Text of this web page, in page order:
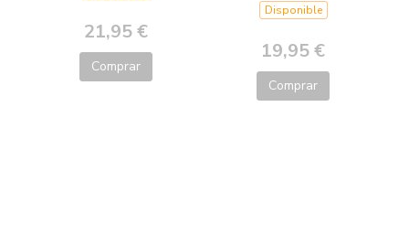
21,95 €
Comprar
Disponible
19,95 €
Comprar